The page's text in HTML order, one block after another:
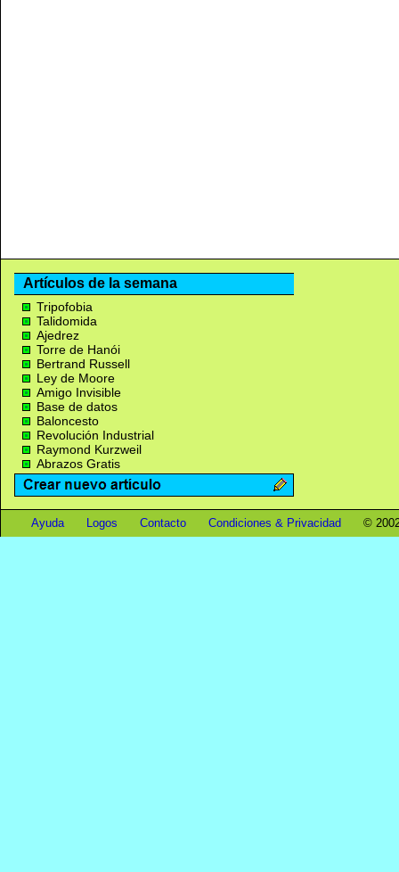
Artículos de la semana
Tripofobia
Talidomida
Ajedrez
Torre de Hanói
Bertrand Russell
Ley de Moore
Amigo Invisible
Base de datos
Baloncesto
Revolución Industrial
Raymond Kurzweil
Abrazos Gratis
Ayuda Logos Contacto Condiciones & Privacidad ©